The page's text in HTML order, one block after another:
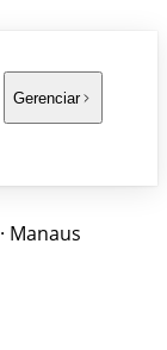
Gerenciar
· Manaus